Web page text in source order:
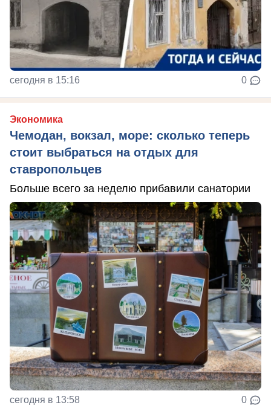
сегодня в 15:16 0
Экономика
Чемодан, вокзал, море: сколько теперь
стоит выбраться на отдых для
ставропольцев
Больше всего за неделю прибавили санатории
сегодня в 13:58 0